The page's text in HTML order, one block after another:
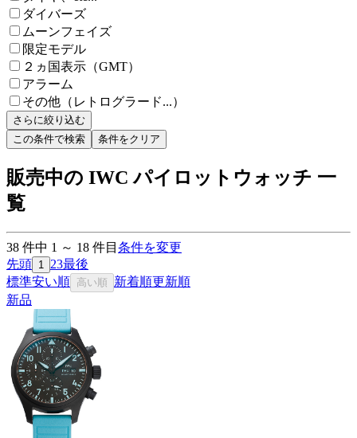
ダイバーズ
ムーンフェイズ
限定モデル
２ヵ国表示（GMT）
アラーム
その他（レトログラード...）
さらに絞り込む
この条件で検索
条件をクリア
販売中の IWC パイロットウォッチ 一
覧
38 件中 1 ～ 18 件目 条件を変更
先頭 1 23最後
標準安い順 高い順 新着順更新順
新品